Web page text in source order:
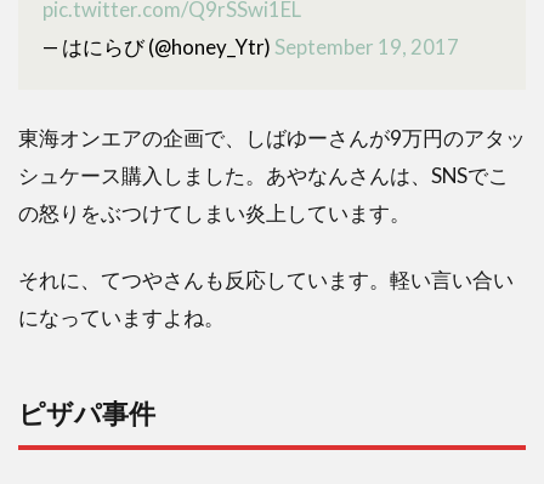
pic.twitter.com/Q9rSSwi1EL
— はにらび (@honey_Ytr)September 19, 2017
東海オンエアの企画で、しばゆーさんが9万円のアタッ
シュケース購入しました。あやなんさんは、SNSでこ
の怒りをぶつけてしまい炎上しています。
それに、てつやさんも反応しています。軽い言い合い
になっていますよね。
ピザパ事件